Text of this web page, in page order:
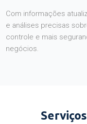
Com informações
e análises precisas
controle e mais
negócios.